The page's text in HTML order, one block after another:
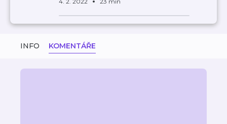
INFO KOMENTÁŘE